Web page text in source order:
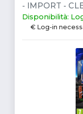
- IMPORT -
Disponibilità:
€ Log-in